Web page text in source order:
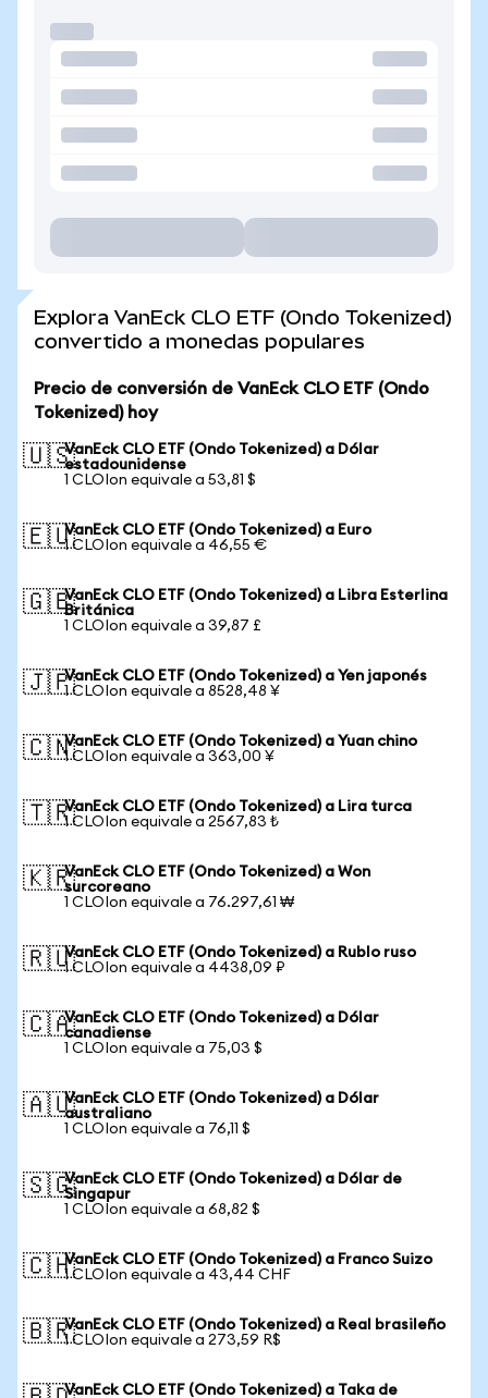
Explora VanEck CLO ETF (Ondo Tokenized)
convertido a monedas populares
Precio de conversión de VanEck CLO ETF (Ondo
Tokenized) hoy
🇺🇸VanEck CLO ETF (Ondo Tokenized) a Dólar
estadounidense
1 CLOIon equivale a 53,81 $
🇪🇺VanEck CLO ETF (Ondo Tokenized) a Euro
1 CLOIon equivale a 46,55 €
🇬🇧VanEck CLO ETF (Ondo Tokenized) a Libra Esterlina
Británica
1 CLOIon equivale a 39,87 £
🇯🇵VanEck CLO ETF (Ondo Tokenized) a Yen japonés
1 CLOIon equivale a 8528,48 ¥
🇨🇳VanEck CLO ETF (Ondo Tokenized) a Yuan chino
1 CLOIon equivale a 363,00 ¥
🇹🇷VanEck CLO ETF (Ondo Tokenized) a Lira turca
1 CLOIon equivale a 2567,83 ₺
🇰🇷VanEck CLO ETF (Ondo Tokenized) a Won
surcoreano
1 CLOIon equivale a 76.297,61 ₩
🇷🇺VanEck CLO ETF (Ondo Tokenized) a Rublo ruso
1 CLOIon equivale a 4438,09 ₽
🇨🇦VanEck CLO ETF (Ondo Tokenized) a Dólar
canadiense
1 CLOIon equivale a 75,03 $
🇦🇺VanEck CLO ETF (Ondo Tokenized) a Dólar
australiano
1 CLOIon equivale a 76,11 $
🇸🇬VanEck CLO ETF (Ondo Tokenized) a Dólar de
Singapur
1 CLOIon equivale a 68,82 $
🇨🇭VanEck CLO ETF (Ondo Tokenized) a Franco Suizo
1 CLOIon equivale a 43,44 CHF
🇧🇷VanEck CLO ETF (Ondo Tokenized) a Real brasileño
1 CLOIon equivale a 273,59 R$
VanEck CLO ETF (Ondo Tokenized) a Taka de